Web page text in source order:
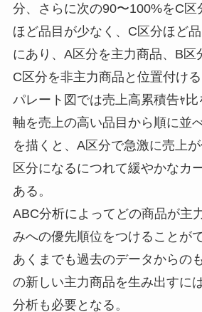
分、さらに次の90〜100%をC区
ほど品目が少なく、C区分ほど
にあり、A区分を主力商品、B区
C区分を非主力商品と位置付ける
パレート図では売上高累積告ｬ
軸を売上の高い品目から順に並
を描くと、A区分で急激に売上
区分になるにつれて緩やかなカ
ある。
ABC分析によってどの商品が主
みへの優先順位をつけることが
あくまでも過去のデータからの
の新しい主力商品を生み出すに
分析も必要となる。